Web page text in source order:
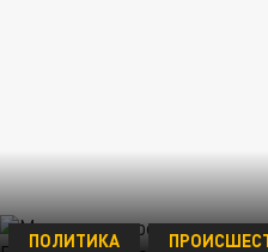
ПОЛИТИКА